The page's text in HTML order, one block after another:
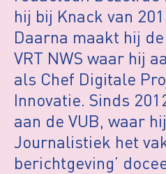
hij bij Knack van
Daarna maakt hij
VRT NWS waar hij
als Chef Digitale
Innovatie. Sinds
aan de VUB, waar
Journalistiek het
berichtgeving’